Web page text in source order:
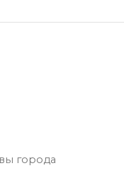
города